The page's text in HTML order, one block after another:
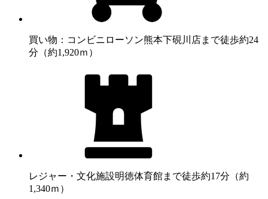
買い物：コンビニ ローソン熊本下硯川店まで徒歩約24
分（約1,920ｍ）
レジャー・文化施設明徳体育館まで徒歩約17分（約
1,340ｍ）